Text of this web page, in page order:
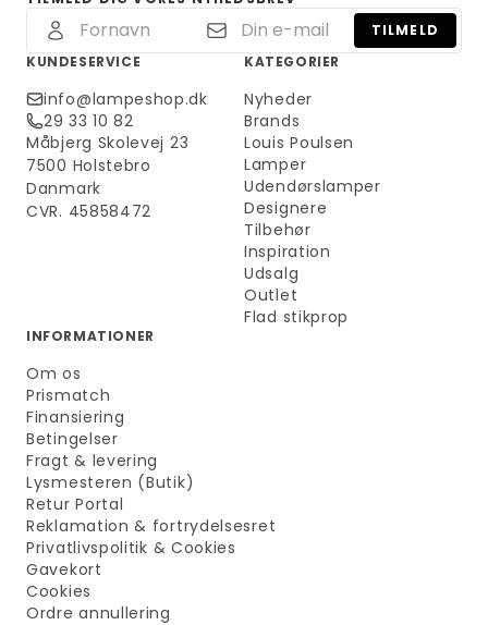
TILMELD
KUNDESERVICE
info@lampeshop.dk
29 33 10 82
Måbjerg Skolevej 23
7500 Holstebro
Danmark
CVR. 45858472
KATEGORIER
Nyheder
Brands
Louis Poulsen
Lamper
Udendørslamper
Designere
Tilbehør
Inspiration
Udsalg
Outlet
Flad stikprop
INFORMATIONER
Om os
Prismatch
Finansiering
Betingelser
Fragt & levering
Lysmesteren (Butik)
Retur Portal
Reklamation & fortrydelsesret
Privatlivspolitik & Cookies
Gavekort
Cookies
Ordre annullering